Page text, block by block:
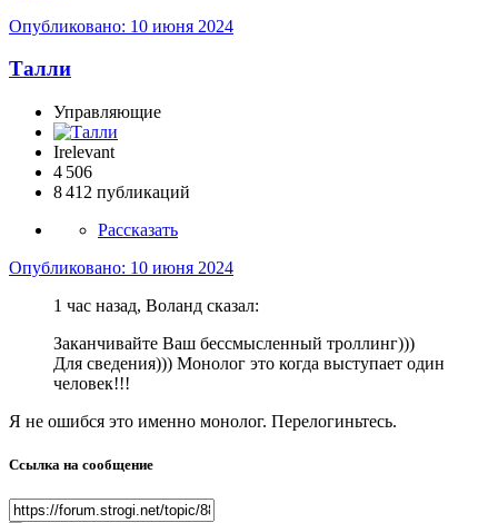
Опубликовано: 10 июня 2024
­Талли
Управляющие
Irelevant
4 506
8 412 публикаций
Рассказать
Опубликовано: 10 июня 2024
1 час назад, Воланд сказал:
Заканчивайте Ваш бессмысленный троллинг)))
Для сведения))) Монолог это когда выступает один
человек!!!
Я не ошибся это именно монолог. Перелогиньтесь.
Ссылка на сообщение